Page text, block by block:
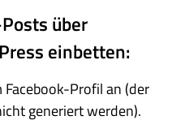
über
einbetten:
Profil an (der
generiert werden).